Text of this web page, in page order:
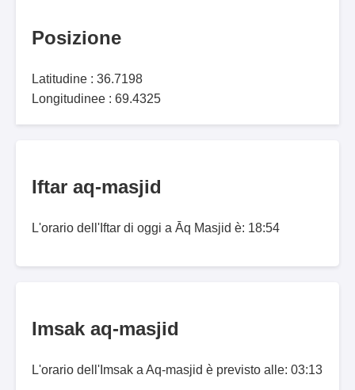
Posizione
Latitudine : 36.7198
Longitudinee : 69.4325
Iftar aq-masjid
L'orario dell'Iftar di oggi a Āq Masjid è: 18:54
Imsak aq-masjid
L'orario dell'Imsak a Aq-masjid è previsto alle: 03:13